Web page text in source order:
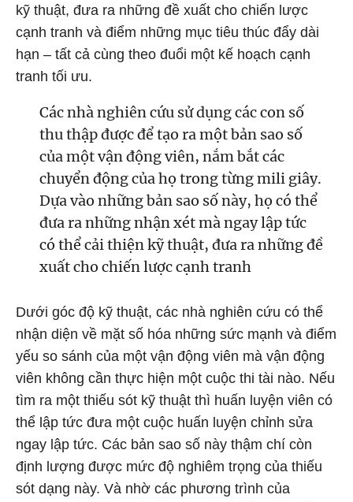
kỹ thuật, đưa ra những đề xuất cho chiến lược
cạnh tranh và điểm những mục tiêu thúc đẩy dài
hạn – tất cả cùng theo đuổi một kế hoạch cạnh
tranh tối ưu.
Các nhà nghiên cứu sử dụng các con số
thu thập được để tạo ra một bản sao số
của một vận động viên, nắm bắt các
chuyển động của họ trong từng mili giây.
Dựa vào những bản sao số này, họ có thể
đưa ra những nhận xét mà ngay lập tức
có thể cải thiện kỹ thuật, đưa ra những đề
xuất cho chiến lược cạnh tranh
Dưới góc độ kỹ thuật, các nhà nghiên cứu có thể
nhận diện về mặt số hóa những sức mạnh và điểm
yếu so sánh của một vận động viên mà vận động
viên không cần thực hiện một cuộc thi tài nào. Nếu
tìm ra một thiếu sót kỹ thuật thì huấn luyện viên có
thể lập tức đưa một cuộc huấn luyện chỉnh sửa
ngay lập tức. Các bản sao số này thậm chí còn
định lượng được mức độ nghiêm trọng của thiếu
sót dạng này. Và nhờ các phương trình của